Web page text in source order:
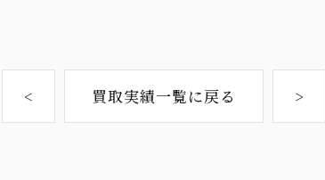
< 買取実績一覧に戻る >